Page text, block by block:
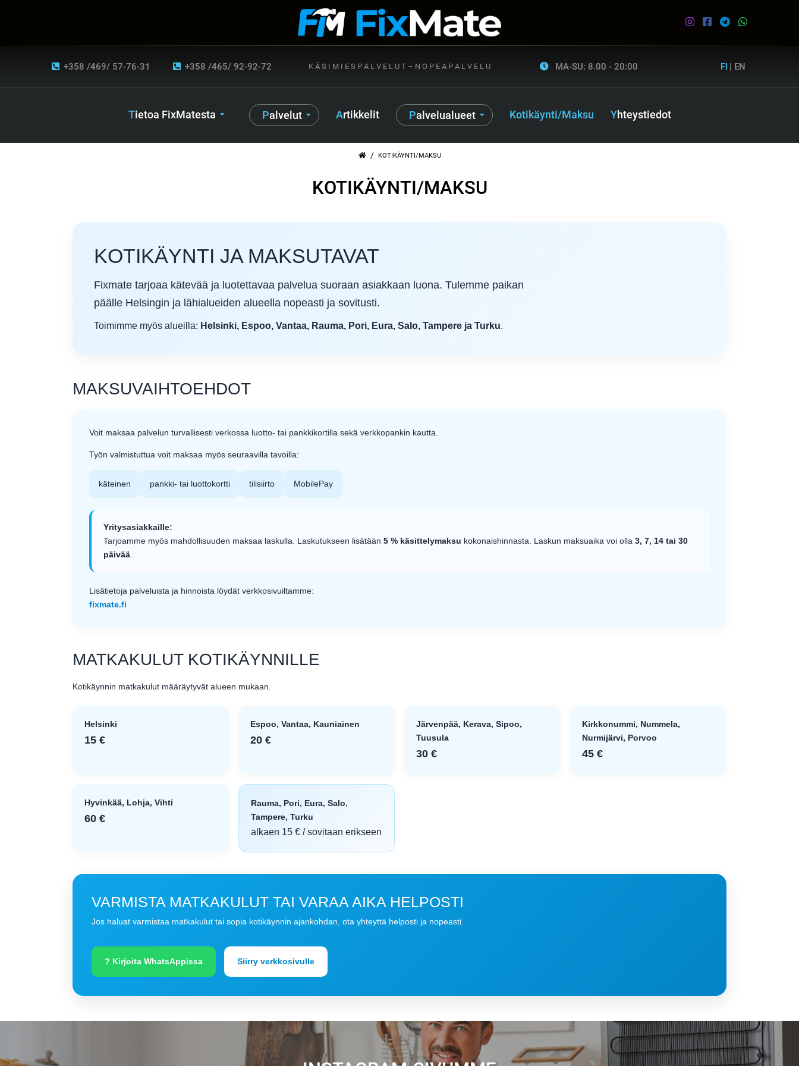
+358 /469/ 57-76-31 +358 /465/ 92-92-72 K Ä S I M I E S P A L V E L U T – N O P E A P A L V E L U MA-SU: 8.00 - 20:00 FI | EN
Tietoa FixMatesta Palvelut Artikkelit Palvelualueet Kotikäynti/Maksu Yhteystiedot
/ KOTIKÄYNTI/MAKSU
KOTIKÄYNTI/MAKSU
KOTIKÄYNTI JA MAKSUTAVAT
Fixmate tarjoaa kätevää ja luotettavaa palvelua suoraan asiakkaan luona. Tulemme paikan
päälle Helsingin ja lähialueiden alueella nopeasti ja sovitusti.
Toimimme myös alueilla: Helsinki, Espoo, Vantaa, Rauma, Pori, Eura, Salo, Tampere ja Turku.
MAKSUVAIHTOEHDOT
Voit maksaa palvelun turvallisesti verkossa luotto- tai pankkikortilla sekä verkkopankin kautta.
Työn valmistuttua voit maksaa myös seuraavilla tavoilla:
käteinen pankki- tai luottokortti tilisiirto MobilePay
Yritysasiakkaille:
Tarjoamme myös mahdollisuuden maksaa laskulla. Laskutukseen lisätään 5 % käsittelymaksu kokonaishinnasta. Laskun maksuaika voi olla 3, 7, 14 tai 30
päivää
Lisätietoja palveluista ja hinnoista löydät verkkosivuiltamme:
fixmate.fi
MATKAKULUT KOTIKÄYNNILLE
Kotikäynnin matkakulut määräytyvät alueen mukaan.
Helsinki
15 €
Espoo, Vantaa, Kauniainen
20 €
Järvenpää, Kerava, Sipoo,
Tuusula
30 €
Kirkkonummi, Nummela,
Nurmijärvi, Porvoo
45 €
Hyvinkää, Lohja, Vihti
60 €
Rauma, Pori, Eura, Salo,
Tampere, Turku
alkaen 15 € / sovitaan erikseen
VARMISTA MATKAKULUT TAI VARAA AIKA HELPOSTI
Jos haluat varmistaa matkakulut tai sopia kotikäynnin ajankohdan, ota yhteyttä helposti ja nopeasti.
? Kirjoita WhatsAppissa Siirry verkkosivulle